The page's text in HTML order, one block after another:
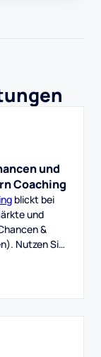
und
Coaching
blickt bei
und
&
aktuelle